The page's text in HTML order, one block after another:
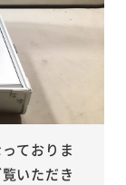
ておりま
いただき